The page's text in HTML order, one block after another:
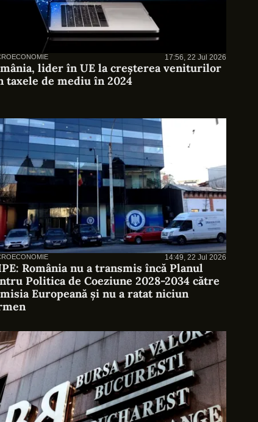
17:56, 22 Jul 2026
lider în UE la creșterea veniturilor
taxele de mediu în 2024
14:49, 22 Jul 2026
România nu a transmis încă Planul
Politica de Coeziune 2028-2034 către
Europeană și nu a ratat niciun